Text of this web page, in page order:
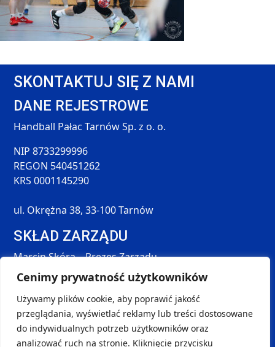
Cenimy prywatność użytkowników
Używamy plików cookie, aby poprawić jakość
przeglądania, wyświetlać reklamy lub treści dostosowane
do indywidualnych potrzeb użytkowników oraz
analizować ruch na stronie. Kliknięcie przycisku
SKONTAKTUJ SIĘ Z NAMI
DANE REJESTROWE
Handball Pałac Tarnów Sp. z o. o.
NIP 8733299996
REGON 540451262
KRS 0001145290
ul. Okrężna 38, 33-100 Tarnów
SKŁAD ZARZĄDU
Marcin Skóra – Prezes Zarządu
Maciej Hołda – Członek Zarządu
Tomasz Śmieszek – Członek Zarządu
DANE KONTAKTOWE
kontakt@handball-palac.pl SOCIAL MEDIA